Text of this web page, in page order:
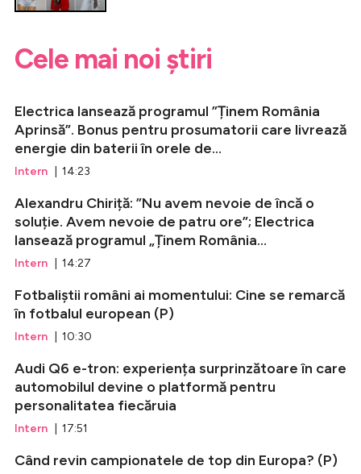
Cele mai noi știri
Electrica lansează programul ”Ținem România
Aprinsă”. Bonus pentru prosumatorii care livrează
energie din baterii în orele de...
Intern | 14:23
Alexandru Chiriță: ”Nu avem nevoie de încă o
soluție. Avem nevoie de patru ore”; Electrica
lansează programul „Ținem România...
Intern | 14:27
Fotbaliștii români ai momentului: Cine se remarcă
în fotbalul european (P)
Intern | 10:30
Audi Q6 e-tron: experiența surprinzătoare în care
automobilul devine o platformă pentru
personalitatea fiecăruia
Intern | 17:51
Când revin campionatele de top din Europa? (P)